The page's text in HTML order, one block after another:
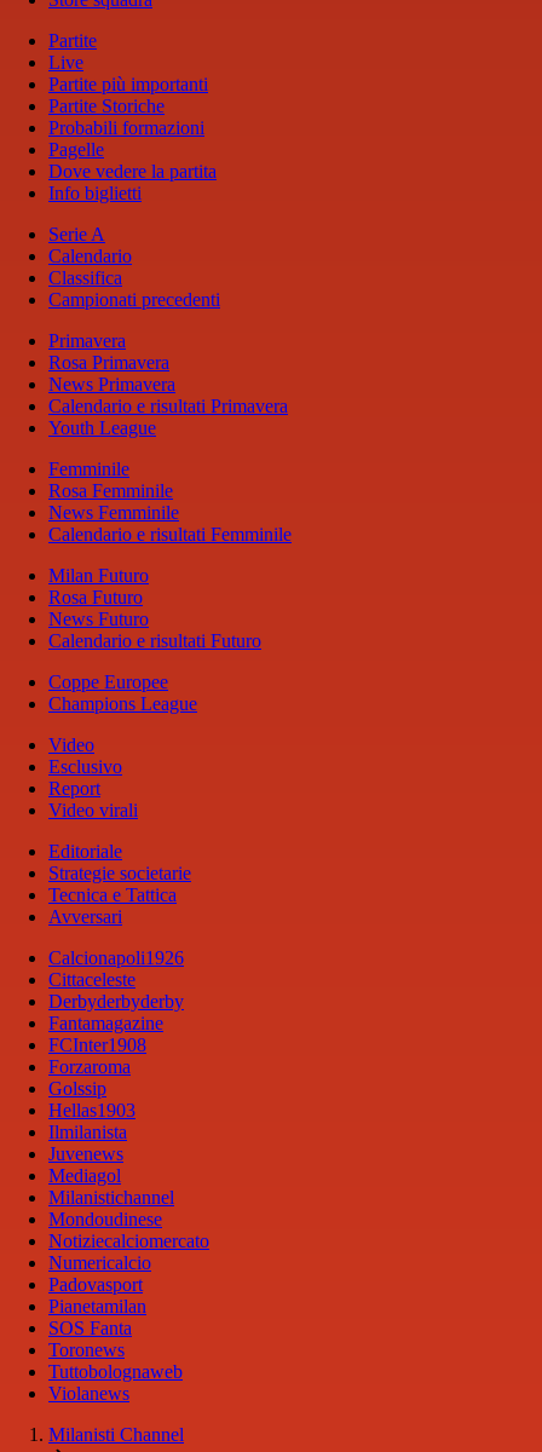
Partite
Live
Partite più importanti
Partite Storiche
Probabili formazioni
Pagelle
Dove vedere la partita
Info biglietti
Serie A
Calendario
Classifica
Campionati precedenti
Primavera
Rosa Primavera
News Primavera
Calendario e risultati Primavera
Youth League
Femminile
Rosa Femminile
News Femminile
Calendario e risultati Femminile
Milan Futuro
Rosa Futuro
News Futuro
Calendario e risultati Futuro
Coppe Europee
Champions League
Video
Esclusivo
Report
Video virali
Editoriale
Strategie societarie
Tecnica e Tattica
Avversari
Calcionapoli1926
Cittaceleste
Derbyderbyderby
Fantamagazine
FCInter1908
Forzaroma
Golssip
Hellas1903
Ilmilanista
Juvenews
Mediagol
Milanistichannel
Mondoudinese
Notiziecalciomercato
Numericalcio
Padovasport
Pianetamilan
SOS Fanta
Toronews
Tuttobolognaweb
Violanews
Milanisti Channel